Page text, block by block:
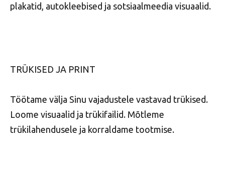
plakatid, autokleebised ja sotsiaalmeedia visuaalid.
TRÜKISED JA PRINT
Töötame välja Sinu vajadustele vastavad trükised.
Loome visuaalid ja trükifailid. Mõtleme
trükilahendusele ja korraldame tootmise.